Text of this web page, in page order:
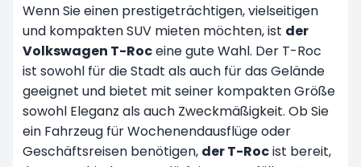
Wenn Sie einen prestigeträchtigen, vielseitigen
und kompakten SUV mieten möchten, ist der
Volkswagen T-Roceine gute Wahl. Der T-Roc
ist sowohl für die Stadt als auch für das Gelände
geeignet und bietet mit seiner kompakten Größe
sowohl Eleganz als auch Zweckmäßigkeit. Ob Sie
ein Fahrzeug für Wochenendausflüge oder
Geschäftsreisen benötigen, der T-Rocist bereit,